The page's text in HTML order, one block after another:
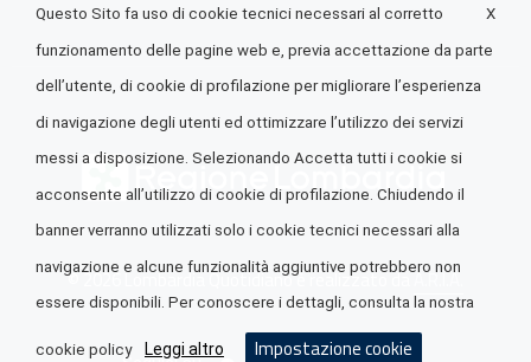
© 2026 Lombardia Quotidiano è realizzato daA.R.I.A.
X
Questo Sito fa uso di cookie tecnici necessari al corretto
funzionamento delle pagine web e, previa accettazione da parte
dell’utente, di cookie di profilazione per migliorare l’esperienza
di navigazione degli utenti ed ottimizzare l’utilizzo dei servizi
messi a disposizione. Selezionando Accetta tutti i cookie si
acconsente all’utilizzo di cookie di profilazione. Chiudendo il
banner verranno utilizzati solo i cookie tecnici necessari alla
navigazione e alcune funzionalità aggiuntive potrebbero non
essere disponibili. Per conoscere i dettagli, consulta la nostra
cookie policy Leggi altro Impostazione cookie